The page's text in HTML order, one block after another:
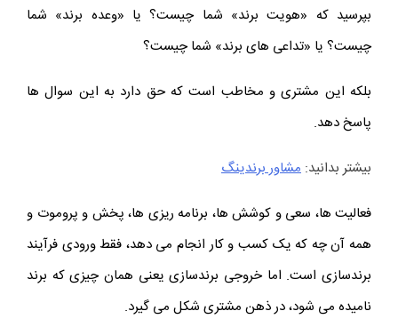
بپرسید که «هویت برند» شما چیست؟ یا «وعده برند» شما
چیست؟ یا «تداعی های برند» شما چیست؟
بلکه این مشتری و مخاطب است که حق دارد به این سوال ها
پاسخ دهد.
بیشتر بدانید: مشاور برندینگ
فعالیت ها، سعی و کوشش ها، برنامه ریزی ها، پخش و پروموت و
همه آن چه که یک کسب و کار انجام می دهد، فقط ورودی فرآیند
برندسازی است. اما خروجی برندسازی یعنی همان چیزی که برند
نامیده می شود، در ذهن مشتری شکل می گیرد.